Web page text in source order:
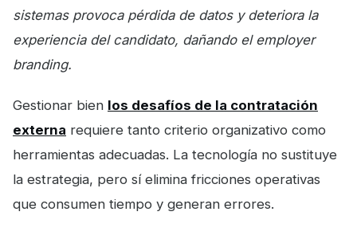
sistemas provoca pérdida de datos y deteriora la
experiencia del candidato, dañando el employer
branding.
Gestionar bien los desafíos de la contratación
externa requiere tanto criterio organizativo como
herramientas adecuadas. La tecnología no sustituye
la estrategia, pero sí elimina fricciones operativas
que consumen tiempo y generan errores.